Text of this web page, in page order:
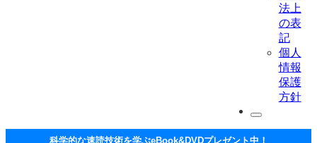
法上
の表
記
個人
情報
保護
方針
科学的な速読技術を学ぶeBook&DVDプレゼント中！